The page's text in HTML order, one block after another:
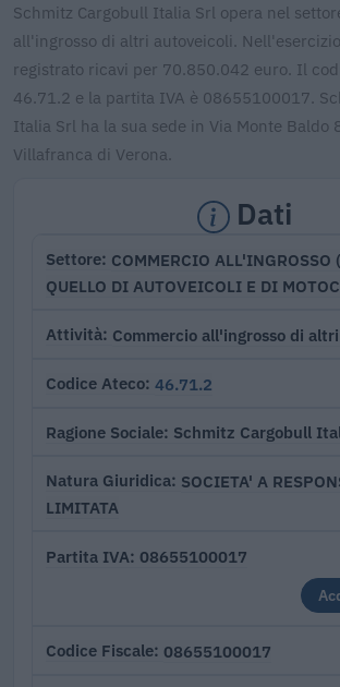
Schmitz Cargobull Italia Srl opera nel
all'ingrosso di altri autoveicoli.
registrato ricavi per 70.850.042 euro. Il
46.71.2 e la partita IVA è 08655100017.
Italia Srl ha la sua sede in Via Monte Baldo
Villafranca di Verona.
Dati
Settore COMMERCIO ALL'INGROSSO
QUELLO DI AUTOVEICOLI E DI
Attività Commercio all'ingrosso di
Codice Ateco 46.71.2
Ragione Sociale Schmitz Cargobull
Natura Giuridica SOCIETA' A
LIMITATA
Partita IVA 08655100017
Codice Fiscale 08655100017